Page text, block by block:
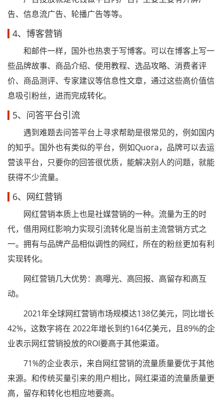
告、信息流广告、轮播广告等等。
4、博客营销
和邮件一样，国外也热衷于写博客。可以在博客上写一
些品牌故事、商品介绍、使用教程、选品攻略、消费者评
价、商品测评、专家建议等信息性文章，通过这些高价值信
息吸引粉丝，进而完成转化。
5、问答平台引流
遇到难题去问答平台上寻求帮助是很常见的，例如国内
的知乎。国外也有类似的平台，例如Quora，品牌可以去运
营该平台，只要你的回答很优质，能解决别人的问题，就能
获得不少流量。
6、网红营销
网红营销本质上也是社媒营销的一种。流量为王的时
代，借用网红影响力实现引流转化是当前主流营销方式之
一。拥有与品牌产品相似调性的网红，所在的粉丝更加有利
实现转化。
网红营销几大优势：高曝光、高回报、高留存和高互
动。
2021年全球网红营销市场规模达138亿美元，同比增长
42%，这数字将在 2022年增长到约164亿美元，且89%的企
业表示网红营销投放的ROI要高于其他渠道。
71%的企业表示，来自网红营销的流量质量要优于其他
来源。和传统买量引来的用户相比，网红渠道的流量质量更
高，留存和转化也相应地要高。